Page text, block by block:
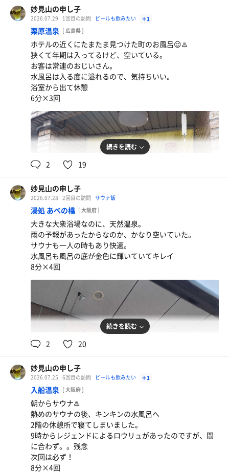
ホテルの無料冷麺
ホテルのサッポロビール
妙見山の申し子
2026.07.29 1回目の訪問 ビールも飲みたい ＋1
栗原温泉 [ 広島県 ]
ホテルの近くにたまたま見つけた町のお風呂😌♨️
狭くて年期は入ってるけど、空いている。
お客は常連のおじいさん。
水風呂は入る度に溢れるので、気持ちいい。
浴室から出て休憩
6分×3回
続きを読む
2 19
妙見山の申し子
2026.07.28 2回目の訪問 サウナ飯
湯処 あべの橋 [ 大阪府 ]
大きな大衆浴場なのに、天然温泉。
雨の予報があったからなのか、かなり空いていた。
サウナも一人の時もあり快適。
水風呂も風呂の底が金色に輝いていてキレイ
8分×4回
続きを読む
2 20
妙見山の申し子
2026.07.25 6回目の訪問 ビールも飲みたい ＋1
入船温泉 [ 大阪府 ]
朝からサウナ♨️
熱めのサウナの後、キンキンの水風呂へ
2階の休憩所で寝てしまいました。
9時からレジェンドによるロウリュがあったのですが、間
に合わず。。残念
次回は必ず！
8分×4回